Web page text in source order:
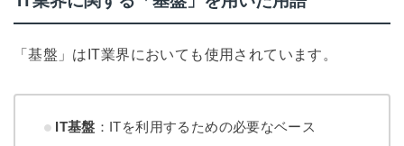
「基盤」はIT業界においても使用されています。
IT基盤 ：ITを利用するための必要なベース